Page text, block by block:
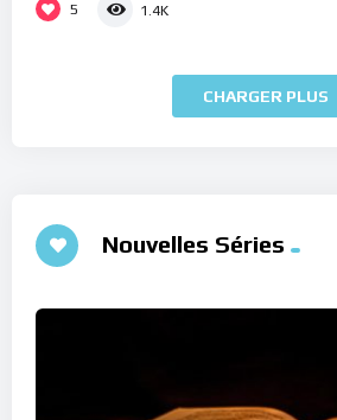
5 1.4K
CHARGER PLUS
Nouvelles Séries